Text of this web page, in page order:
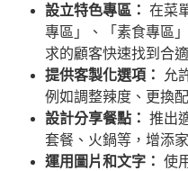
設立特色專區： 在菜
專區」、「素食專區
求的顧客快速找到合
提供客製化選項：
允
例如調整辣度、更換
設計分享餐點： 推出
套餐、火鍋等，增添
運用圖片和文字： 使